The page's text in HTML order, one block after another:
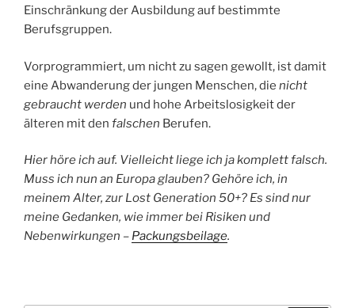
Einschränkung der Ausbildung auf bestimmte
Berufsgruppen.
Vorprogrammiert, um nicht zu sagen gewollt, ist damit
eine Abwanderung der jungen Menschen, die nicht
gebraucht werden und hohe Arbeitslosigkeit der
älteren mit den falschen Berufen.
Hier höre ich auf. Vielleicht liege ich ja komplett falsch.
Muss ich nun an Europa glauben? Gehöre ich, in
meinem Alter, zur Lost Generation 50+? Es sind nur
meine Gedanken, wie immer bei Risiken und
Nebenwirkungen – Packungsbeilage.